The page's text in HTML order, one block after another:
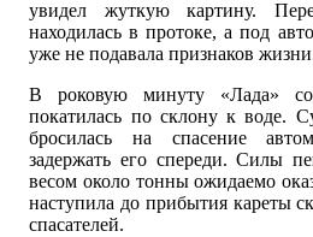
увидел жуткую картину.
находилась в протоке, а под
уже не подавала признаков
В роковую минуту «Лада»
покатилась по склону к воде.
бросилась на спасение
задержать его спереди. Силы
весом около тонны ожидаемо
наступила до прибытия кареты
спасателей.